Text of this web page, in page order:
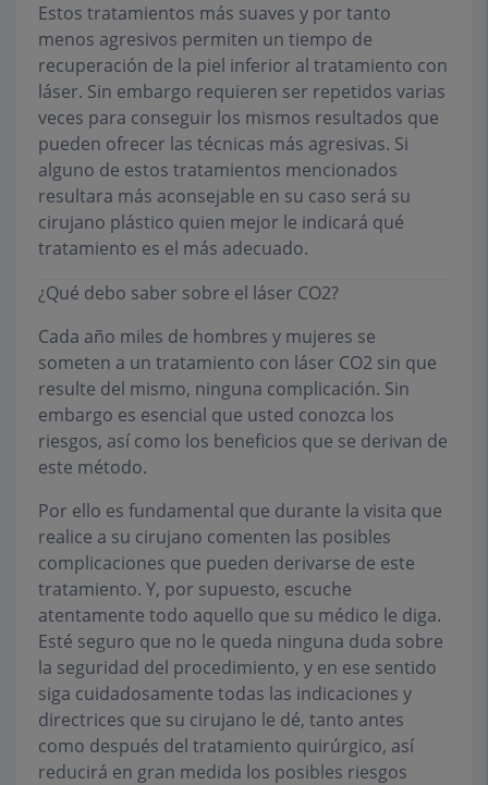
Estos tratamientos más suaves y por tanto
menos agresivos permiten un tiempo de
recuperación de la piel inferior al tratamiento con
láser. Sin embargo requieren ser repetidos varias
veces para conseguir los mismos resultados que
pueden ofrecer las técnicas más agresivas. Si
alguno de estos tratamientos mencionados
resultara más aconsejable en su caso será su
cirujano plástico quien mejor le indicará qué
tratamiento es el más adecuado.
¿Qué debo saber sobre el láser CO2?
Cada año miles de hombres y mujeres se
someten a un tratamiento con láser CO2 sin que
resulte del mismo, ninguna complicación. Sin
embargo es esencial que usted conozca los
riesgos, así como los beneficios que se derivan de
este método.
Por ello es fundamental que durante la visita que
realice a su cirujano comenten las posibles
complicaciones que pueden derivarse de este
tratamiento. Y, por supuesto, escuche
atentamente todo aquello que su médico le diga.
Esté seguro que no le queda ninguna duda sobre
la seguridad del procedimiento, y en ese sentido
siga cuidadosamente todas las indicaciones y
directrices que su cirujano le dé, tanto antes
como después del tratamiento quirúrgico, así
reducirá en gran medida los posibles riesgos